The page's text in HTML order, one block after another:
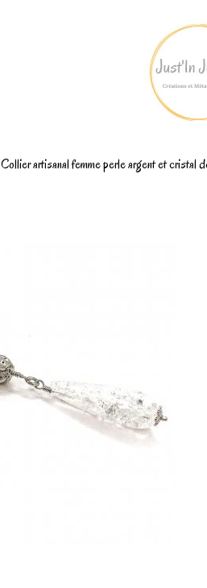
Collier artisanal femme perle argent et cristal